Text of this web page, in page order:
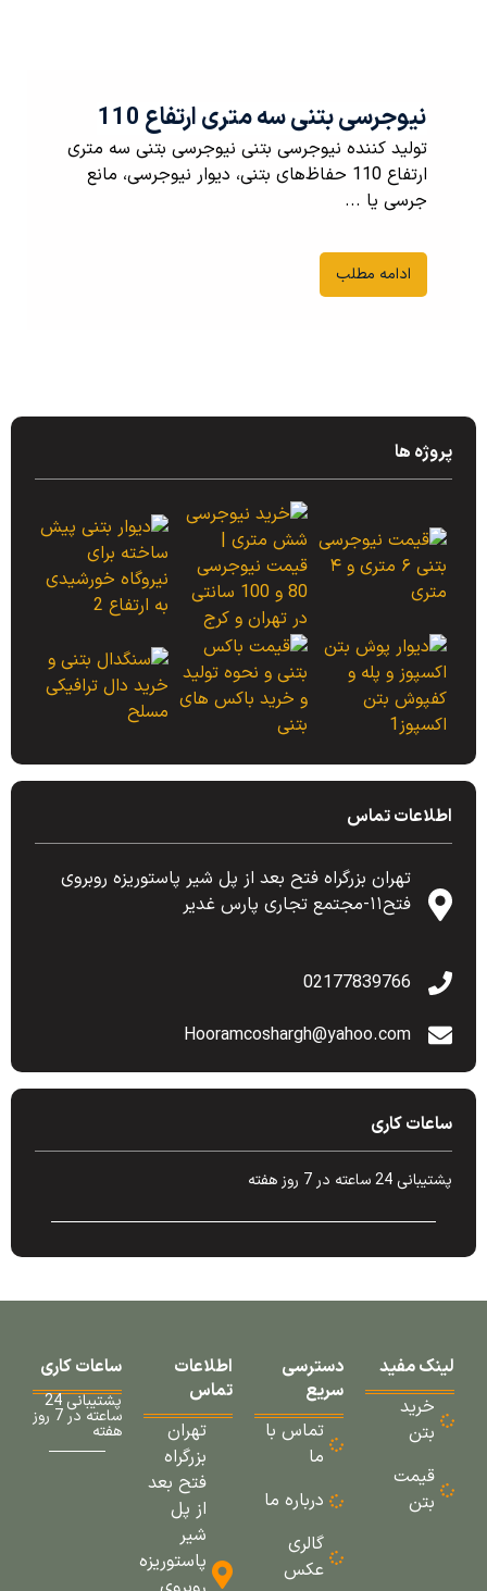
نیوجرسی بتنی سه متری ارتفاع 110
تولید کننده نیوجرسی بتنی نیوجرسی بتنی سه متری
ارتفاع 110 حفاظ‌های بتنی، دیوار نیوجرسی، مانع
جرسی یا ...
ادامه مطلب
پروژه ها
اطلاعات تماس
تهران بزرگراه فتح بعد از پل شیر پاستوریزه روبروی
فتح۱۱-مجتمع تجاری پارس غدیر
02177839766
Hooramcoshargh@yahoo.com
ساعات کاری
پشتیبانی 24 ساعته در 7 روز هفته
لینک مفید
خرید
بتن
قیمت
بتن
دسترسی
سریع
تماس با
ما
درباره ما
گالری
عکس
اطلاعات
تماس
تهران
بزرگراه
فتح بعد
از پل
شیر
پاستوریزه
ساعات کاری
پشتیبانی 24
ساعته در 7 روز
هفته